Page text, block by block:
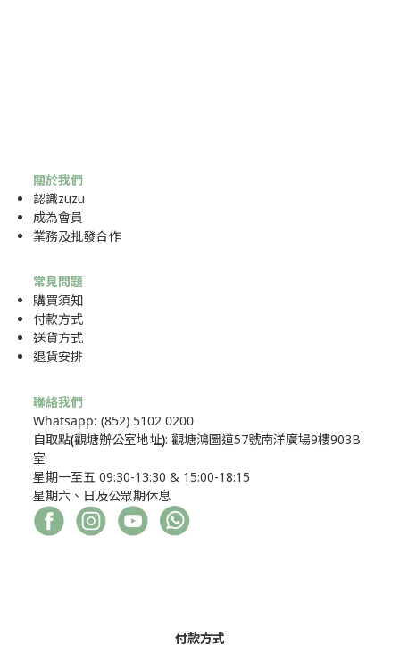
關於我們
認識zuzu
成為會員
業務及批發合作
常見問題
購買須知
付款方式
送貨方式
退貨安排
聯絡我們
Whatsapp: (852) 5102 0200
自取點(觀塘辦公室地址): 觀塘鴻圖道57號南洋廣場9樓903B
室
星期一至五 09:30-13:30 & 15:00-18:15
星期六、日及公眾期休息
付款方式